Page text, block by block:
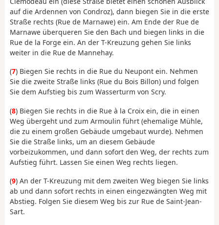
auf die Ardennen von Condroz), dann biegen Sie in die erste
Straße rechts (Rue de Marnawe) ein. Am Ende der Rue de
Marnawe überqueren Sie den Bach und biegen links in die
Rue de la Forge ein. An der T-Kreuzung gehen Sie links
weiter in die Rue de Mannehay.
(7) Biegen Sie rechts in die Rue du Neupont ein. Nehmen
Sie die zweite Straße links (Rue du Bois Billon) und folgen
Sie dem Aufstieg bis zum Wasserturm von Scry.
(8) Biegen Sie rechts in die Rue à la Croix ein, die in einen
Weg übergeht und zum Armoulin führt (ehemalige Mühle,
die zu einem großen Gebäude umgebaut wurde). Nehmen
Sie die Straße links, um an diesem Gebäude
vorbeizukommen, und dann sofort den Weg, der rechts zum
Aufstieg führt. Lassen Sie einen Weg rechts liegen.
(9) An der T-Kreuzung mit dem zweiten Weg biegen Sie links
ab und dann sofort rechts in einen eingezwängten Weg mit
Abstieg. Folgen Sie diesem Weg bis zur Rue de Saint-Jean-
Sart.